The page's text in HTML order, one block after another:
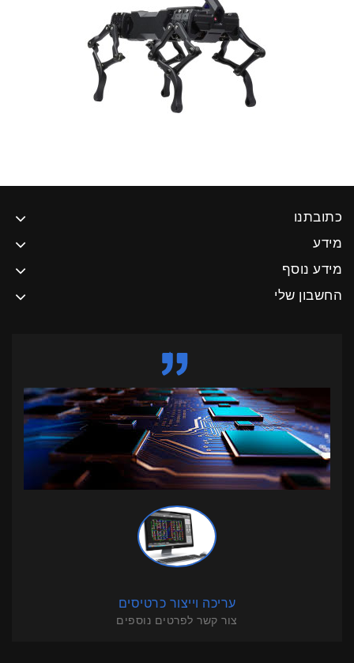
כתובתנו
מידע
מידע נוסף
החשבון שלי
עריכה וייצור כרטיסים
צור קשר לפרטים נוספים